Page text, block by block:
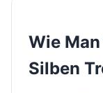
Wie
Silben